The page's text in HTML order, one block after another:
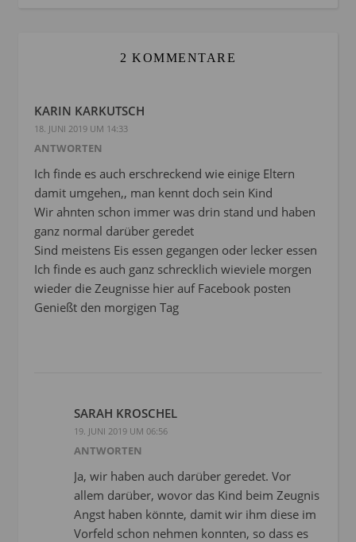
2 KOMMENTARE
KARIN KARKUTSCH
18. JUNI 2019 UM 14:33
ANTWORTEN
Ich finde es auch erschreckend wie einige Eltern
damit umgehen,, man kennt doch sein Kind
Wir ahnten schon immer was drin stand und haben
ganz normal darüber geredet
Sind meistens Eis essen gegangen oder lecker essen
Ich finde es auch ganz schrecklich wieviele morgen
wieder die Zeugnisse hier auf Facebook posten
Genießt den morgigen Tag
SARAH KROSCHEL
19. JUNI 2019 UM 06:56
ANTWORTEN
Ja, wir haben auch darüber geredet. Vor
allem darüber, wovor das Kind beim Zeugnis
Angst haben könnte, damit wir ihm diese im
Vorfeld schon nehmen konnten, so dass es